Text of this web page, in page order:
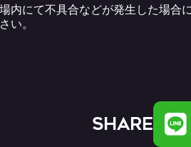
内にて不具合などが発生した場
い。
SHARE